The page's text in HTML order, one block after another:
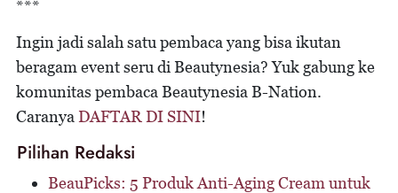
***
Ingin jadi salah satu pembaca yang bisa ikutan
beragam event seru di Beautynesia? Yuk gabung ke
komunitas pembaca Beautynesia B-Nation.
Caranya DAFTAR DI SINI!
Pilihan Redaksi
BeauPicks: 5 Produk Anti-Aging Cream untuk